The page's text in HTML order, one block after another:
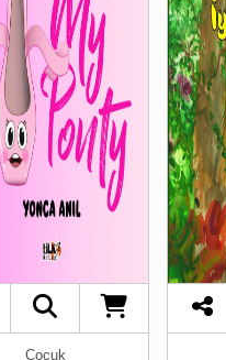
Çocuk